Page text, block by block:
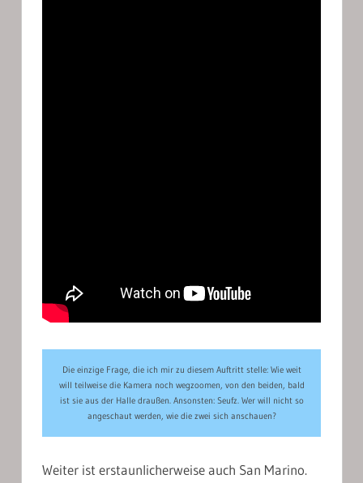
Die einzige Frage, die ich mir zu diesem Auftritt stelle: Wie weit
will teilweise die Kamera noch wegzoomen, von den beiden, bald
ist sie aus der Halle draußen. Ansonsten: Seufz. Wer will nicht so
angeschaut werden, wie die zwei sich anschauen?
Weiter ist erstaunlicherweise auch San Marino.